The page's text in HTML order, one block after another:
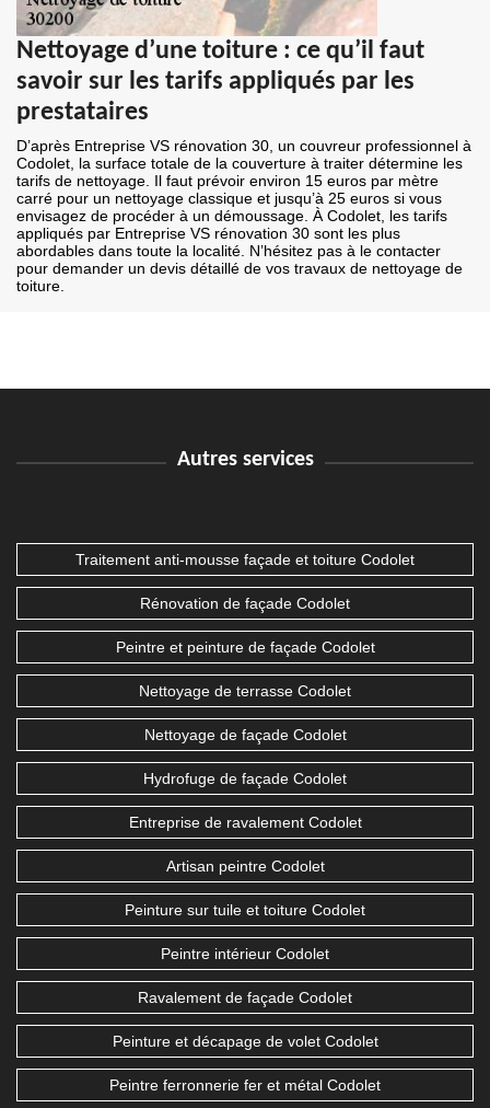
Nettoyage d’une toiture : ce qu’il faut
savoir sur les tarifs appliqués par les
prestataires
D’après Entreprise VS rénovation 30, un couvreur professionnel à
Codolet, la surface totale de la couverture à traiter détermine les
tarifs de nettoyage. Il faut prévoir environ 15 euros par mètre
carré pour un nettoyage classique et jusqu’à 25 euros si vous
envisagez de procéder à un démoussage. À Codolet, les tarifs
appliqués par Entreprise VS rénovation 30 sont les plus
abordables dans toute la localité. N’hésitez pas à le contacter
pour demander un devis détaillé de vos travaux de nettoyage de
toiture.
Autres services
Traitement anti-mousse façade et toiture Codolet
Rénovation de façade Codolet
Peintre et peinture de façade Codolet
Nettoyage de terrasse Codolet
Nettoyage de façade Codolet
Hydrofuge de façade Codolet
Entreprise de ravalement Codolet
Artisan peintre Codolet
Peinture sur tuile et toiture Codolet
Peintre intérieur Codolet
Ravalement de façade Codolet
Peinture et décapage de volet Codolet
Peintre ferronnerie fer et métal Codolet